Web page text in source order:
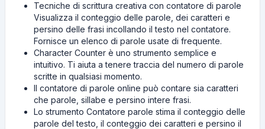
Tecniche di scrittura creativa con contatore di parole
Visualizza il conteggio delle parole, dei caratteri e
persino delle frasi incollando il testo nel contatore.
Fornisce un elenco di parole usate di frequente.
Character Counter è uno strumento semplice e
intuitivo. Ti aiuta a tenere traccia del numero di parole
scritte in qualsiasi momento.
Il contatore di parole online può contare sia caratteri
che parole, sillabe e persino intere frasi.
Lo strumento Contatore parole stima il conteggio delle
parole del testo, il conteggio dei caratteri e persino il